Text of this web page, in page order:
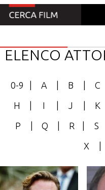
ELENCO
0-9 A B C
H
I J K
P
Q R S
X